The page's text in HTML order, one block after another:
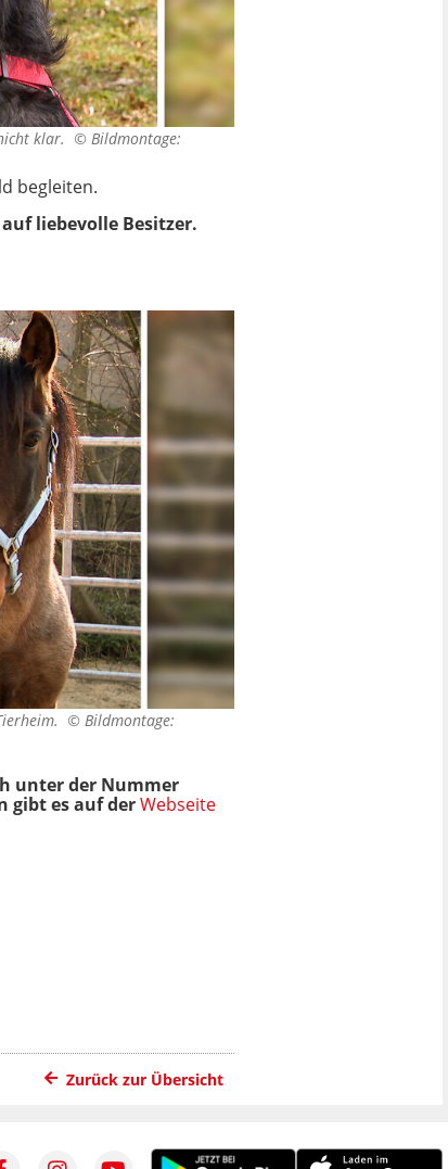
nicht klar. © Bildmontage:
begleiten.
liebevolle Besitzer.
© Bildmontage:
unter der Nummer
gibt es auf derWebseite
Zurück zur Übersicht